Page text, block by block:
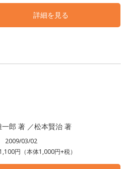
詳細を見る
一郎 著 ／松本賢治 著
2009/03/02
1,100円（本体1,000円+税）